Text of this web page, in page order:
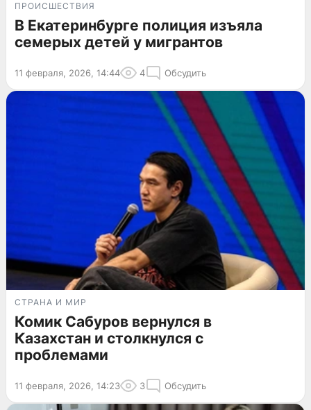
ПРОИСШЕСТВИЯ
В Екатеринбурге полиция изъяла
семерых детей у мигрантов
11 февраля, 2026, 14:44 4 Обсудить
СТРАНА И МИР
Комик Сабуров вернулся в
Казахстан и столкнулся с
проблемами
11 февраля, 2026, 14:23 3 Обсудить